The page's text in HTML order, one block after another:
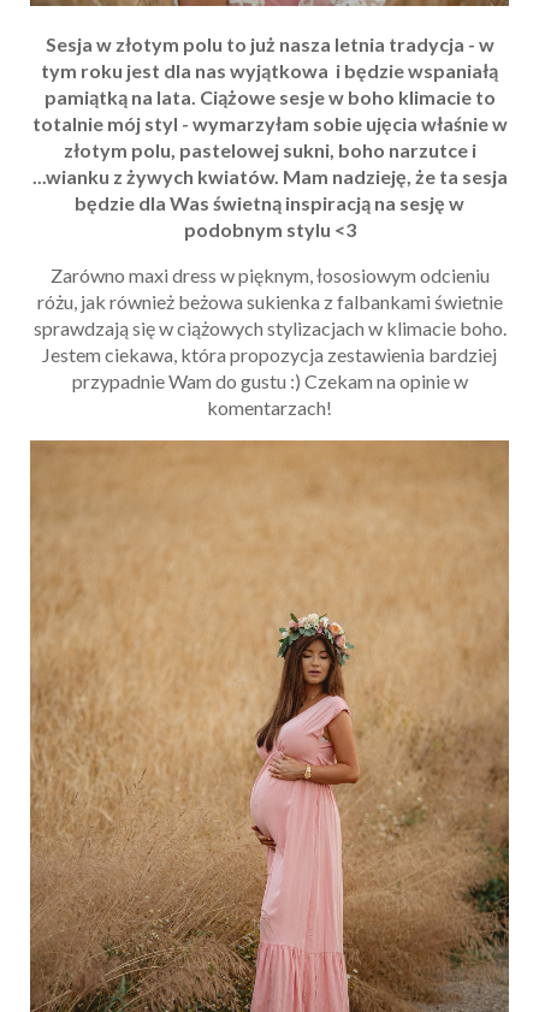
Sesja w złotym polu to już nasza letnia tradycja - w
tym roku jest dla nas wyjątkowa i będzie wspaniałą
pamiątką na lata. Ciążowe sesje w boho klimacie to
totalnie mój styl - wymarzyłam sobie ujęcia właśnie w
złotym polu, pastelowej sukni, boho narzutce i
...wianku z żywych kwiatów. Mam nadzieję, że ta sesja
będzie dla Was świetną inspiracją na sesję w
podobnym stylu <3
Zarówno maxi dress w pięknym, łososiowym odcieniu
różu, jak również beżowa sukienka z falbankami świetnie
sprawdzają się w ciążowych stylizacjach w klimacie boho.
Jestem ciekawa, która propozycja zestawienia bardziej
przypadnie Wam do gustu :) Czekam na opinie w
komentarzach!